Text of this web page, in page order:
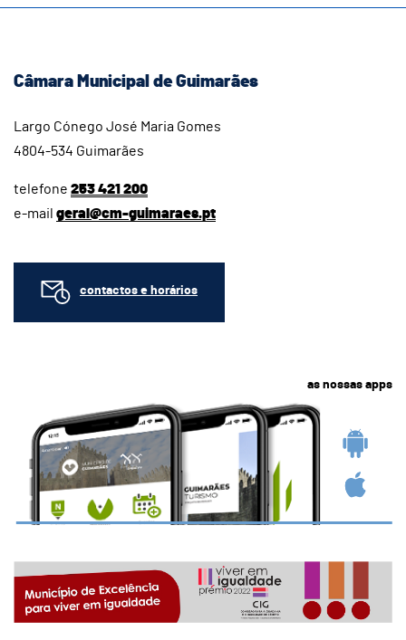
Câmara Municipal de Guimarães
Largo Cónego José Maria Gomes
4804-534 Guimarães
telefone 253 421 200
e-mail geral@cm-guimaraes.pt
contactos e horários
as nossas apps